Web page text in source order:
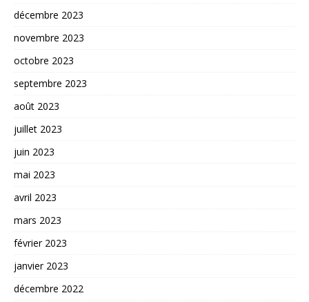
décembre 2023
novembre 2023
octobre 2023
septembre 2023
août 2023
juillet 2023
juin 2023
mai 2023
avril 2023
mars 2023
février 2023
janvier 2023
décembre 2022